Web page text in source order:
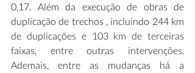
0,17. Além da execução de obras de
duplicação de trechos , incluindo 244 km
de duplicações e 103 km de terceiras
faixas, entre outras intervenções.
Ademais, entre as mudanças há a